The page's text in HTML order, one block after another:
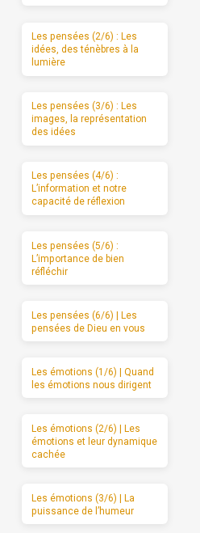
Les pensées (2/6) : Les
idées, des ténèbres à la
lumière
Les pensées (3/6) : Les
images, la représentation
des idées
Les pensées (4/6) :
L’information et notre
capacité de réflexion
Les pensées (5/6) :
L’importance de bien
réfléchir
Les pensées (6/6) | Les
pensées de Dieu en vous
Les émotions (1/6) | Quand
les émotions nous dirigent
Les émotions (2/6) | Les
émotions et leur dynamique
cachée
Les émotions (3/6) | La
puissance de l’humeur